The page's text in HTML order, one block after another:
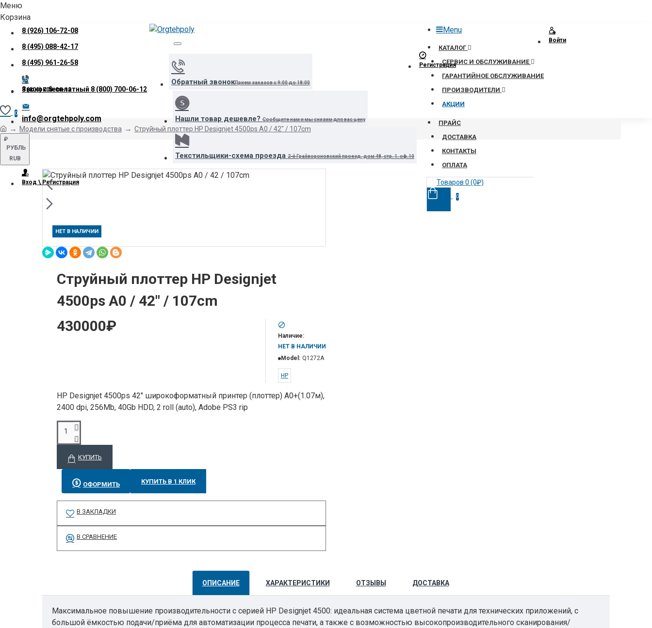
Меню
Корзина
8 (926) 106-72-08
8 (495) 088-42-17
8 (495) 961-26-58
Звонок бесплатный 8 (800) 700-06-12
info@orgtehpoly.com
₽
РУБЛЬ
RUB
Вход \ Регистрация
Обратный звонокПрием заказов с 9:00 до 18:00
Нашли товар дешевле? Сообщите нам и мы снизим для вас цену
Текстильщики-схема проезда 2-й Грайвороновский проезд, дом 48, стр. 1. оф.10
Menu
КАТАЛОГ
СЕРВИС И ОБСЛУЖИВАНИЕ
ГАРАНТИЙНОЕ ОБСЛУЖИВАНИЕ
ПРОИЗВОДИТЕЛИ
АКЦИИ
ПРАЙС
ДОСТАВКА
КОНТАКТЫ
ОПЛАТА
Товаров 0 (0₽)
0
Войти
Регистрация
8 (800) 700-06-12
0
Модели снятые с производства Струйный плоттер HP Designjet 4500ps A0 / 42" / 107cm
НЕТ В НАЛИЧИИ
Струйный плоттер HP Designjet
4500ps A0 / 42" / 107cm
430000₽
Наличие:
НЕТ В НАЛИЧИИ
Model: Q1272A
HP
HP Designjet 4500ps 42" широкоформатный принтер (плоттер) A0+(1.07м),
2400 dpi, 256Mb, 40Gb HDD, 2 roll (auto), Adobe PS3 rip
КУПИТЬ
ОФОРМИТЬ КУПИТЬ В 1 КЛИК
В ЗАКЛАДКИ
В СРАВНЕНИЕ
ОПИСАНИЕ ХАРАКТЕРИСТИКИ ОТЗЫВЫ ДОСТАВКА
Максимальное повышение производительности с серией HP Designjet 4500: идеальная система цветной печати для технических приложений, с
большой ёмкостью подачи/приёма для автоматизации процесса печати, а также с возможностью высокопроизводительного сканирования/